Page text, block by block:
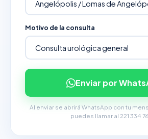
Motivo de la consulta
Enviar por
Al enviar se abrirá WhatsApp con tu
puedes llamar al 221 334